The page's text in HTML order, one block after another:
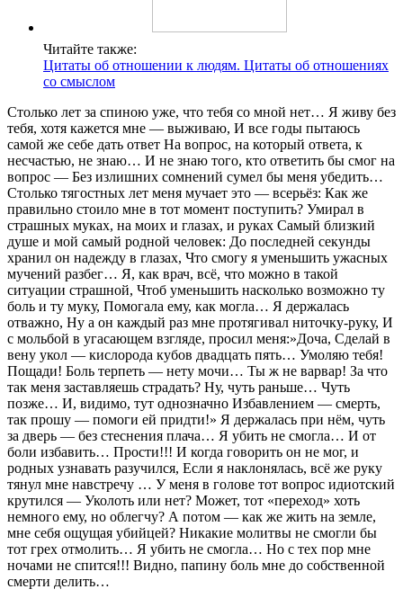
Читайте также:
Цитаты об отношении к людям. Цитаты об отношениях
со смыслом
Столько лет за спиною уже, что тебя со мной нет… Я живу без
тебя, хотя кажется мне — выживаю, И все годы пытаюсь
самой же себе дать ответ На вопрос, на который ответа, к
несчастью, не знаю… И не знаю того, кто ответить бы смог на
вопрос — Без излишних сомнений сумел бы меня убедить…
Столько тягостных лет меня мучает это — всерьёз: Как же
правильно стоило мне в тот момент поступить? Умирал в
страшных муках, на моих и глазах, и руках Самый близкий
душе и мой самый родной человек: До последней секунды
хранил он надежду в глазах, Что смогу я уменьшить ужасных
мучений разбег… Я, как врач, всё, что можно в такой
ситуации страшной, Чтоб уменьшить насколько возможно ту
боль и ту муку, Помогала ему, как могла… Я держалась
отважно, Ну а он каждый раз мне протягивал ниточку-руку, И
с мольбой в угасающем взгляде, просил меня:»Доча, Сделай в
вену укол — кислорода кубов двадцать пять… Умоляю тебя!
Пощади! Боль терпеть — нету мочи… Ты ж не варвар! За что
так меня заставляешь страдать? Ну, чуть раньше… Чуть
позже… И, видимо, тут однозначно Избавлением — смерть,
так прошу — помоги ей придти!» Я держалась при нём, чуть
за дверь — без стеснения плача… Я убить не смогла… И от
боли избавить… Прости!!! И когда говорить он не мог, и
родных узнавать разучился, Если я наклонялась, всё же руку
тянул мне навстречу … У меня в голове тот вопрос идиотский
крутился — Уколоть или нет? Может, тот «переход» хоть
немного ему, но облегчу? А потом — как же жить на земле,
мне себя ощущая убийцей? Никакие молитвы не смогли бы
тот грех отмолить… Я убить не смогла… Но с тех пор мне
ночами не спится!!! Видно, папину боль мне до собственной
смерти делить…